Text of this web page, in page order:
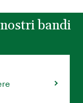
bandi